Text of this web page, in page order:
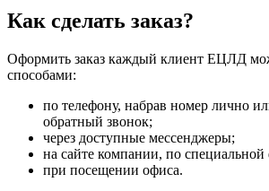
Как сделать заказ?
Оформить заказ каждый клиент ЕЦЛД
способами:
по телефону, набрав номер лично
обратный звонок;
через доступные мессенджеры;
на сайте компании, по специальной
при посещении офиса.